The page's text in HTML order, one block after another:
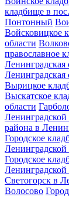
кладбище в
Понтонный
Войсковицкое
области
православное
Ленинградская
Ленинградская
Вырицкое
Выскатское
области
Ленинградской
района в
Городское
Ленинградской
Городское
Ленинградской
Светогорск в
Волосово